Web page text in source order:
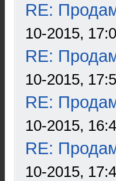
RE:
10-2015,
RE:
10-2015,
RE:
10-2015,
RE:
10-2015,